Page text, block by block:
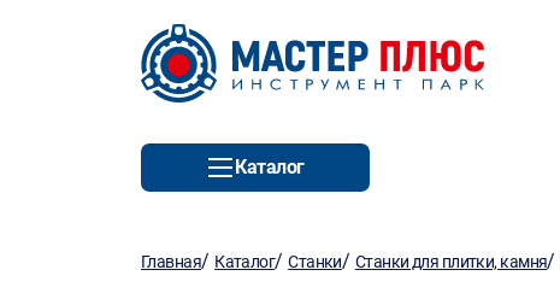
Каталог
Главная/ Каталог/Станки/ Станки для плитки, камня/